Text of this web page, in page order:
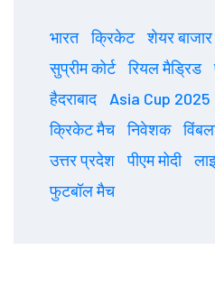
भारत क्रिकेट शेयर बाजार
सुप्रीम कोर्ट
रियल मैड्रिड
हैदराबाद
Asia Cup 2025
क्रिकेट मैच
निवेशक
उत्तर प्रदेश
पीएम मोदी
फुटबॉल मैच